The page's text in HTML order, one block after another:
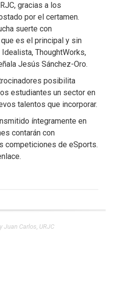
gracias a los
por el certamen.
suerte con
es el principal y sin
ThoughtWorks,
Jesús Sánchez-Oro.
posibilita
estudiantes un sector en
talentos que incorporar.
íntegramente en
contarán con
competiciones de eSports.
Juan Carlos, URJC